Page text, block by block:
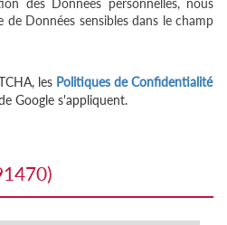
des Données personnelles, nous
Données sensibles dans le champ
les Politiques de Confidentialité
Google s'appliquent.